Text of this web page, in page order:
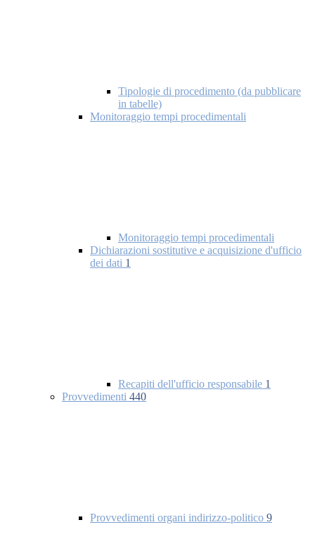
Tipologie di procedimento (da pubblicare
in tabelle)
Monitoraggio tempi procedimentali
Monitoraggio tempi procedimentali
Dichiarazioni sostitutive e acquisizione d'ufficio
dei dati 1
Recapiti dell'ufficio responsabile 1
Provvedimenti 440
Provvedimenti organi indirizzo-politico 9